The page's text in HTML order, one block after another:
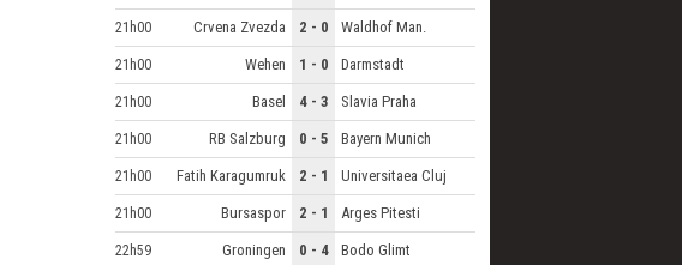
21h00 Crvena Zvezda 2 - 0 Waldhof Man.
21h00 Wehen 1 - 0 Darmstadt
21h00 Basel 4 - 3 Slavia Praha
21h00 RB Salzburg 0 - 5 Bayern Munich
21h00 Fatih Karagumruk 2 - 1 Universitaea Cluj
21h00 Bursaspor 2 - 1 Arges Pitesti
22h59 Groningen 0 - 4 Bodo Glimt